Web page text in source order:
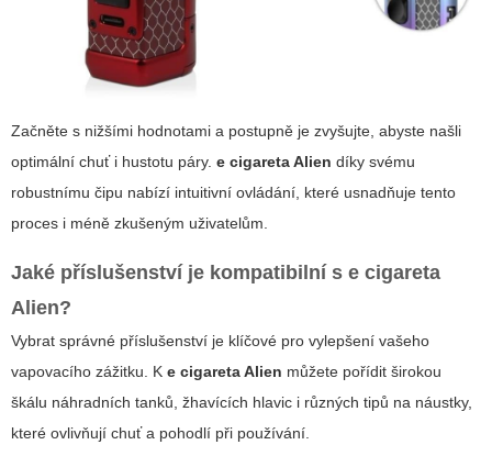
Začněte s nižšími hodnotami a postupně je zvyšujte, abyste našli
optimální chuť i hustotu páry. e cigareta Alien díky svému
robustnímu čipu nabízí intuitivní ovládání, které usnadňuje tento
proces i méně zkušeným uživatelům.
Jaké příslušenství je kompatibilní s e cigareta
Alien?
Vybrat správné příslušenství je klíčové pro vylepšení vašeho
vapovacího zážitku. K e cigareta Alien můžete pořídit širokou
škálu náhradních tanků, žhavících hlavic i různých tipů na náustky,
které ovlivňují chuť a pohodlí při používání.